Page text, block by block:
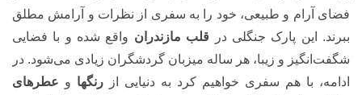
فضای آرام و طبیعی، خود را به سفری از نظرات و آرامش مطلق
ببرند. این پارک جنگلی در قلب مازندران واقع شده و با فضایی
شگفت‌انگیز و زیبا، هر ساله میزبان گردشگران زیادی می‌شود. در
ادامه، با هم سفری خواهیم کرد به دنیایی از رنگها و عطرهای